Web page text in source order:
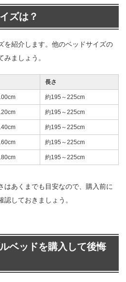
ズは？
を紹介します。他のベッドサイズの
ましょう。
長さ
約195～225cm
約195～225cm
約195～225cm
約195～225cm
約195～225cm
はあくまでも目安なので、購入前に
しておきましょう。
ベッドを購入して後悔